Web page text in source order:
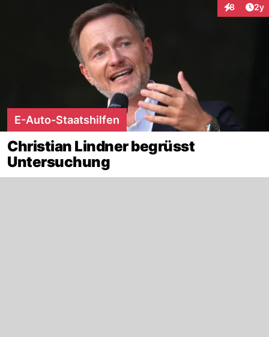
8 2y
E-Auto-Staatshilfen
Christian Lindner begrüsst
Untersuchung